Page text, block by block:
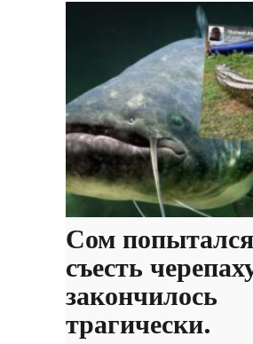
Сом попытался
съесть
закончилось
трагически.